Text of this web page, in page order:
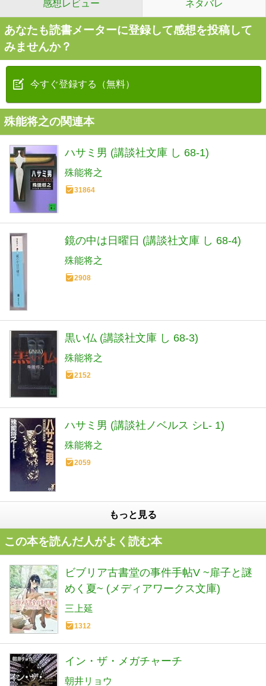
感想レビュー ネタバレ
あなたも読書メーターに登録して感想を投稿して
みませんか？
今すぐ登録する（無料）
殊能将之の関連本
ハサミ男 (講談社文庫 し 68-1)
殊能将之
31864
鏡の中は日曜日 (講談社文庫 し 68-4)
殊能将之
2908
黒い仏 (講談社文庫 し 68-3)
殊能将之
2152
ハサミ男 (講談社ノベルス シL- 1)
殊能将之
2059
もっと見る
この本を読んだ人がよく読む本
ビブリア古書堂の事件手帖V ~扉子と謎
めく夏~ (メディアワークス文庫)
三上延
1312
イン・ザ・メガチャーチ
朝井リョウ